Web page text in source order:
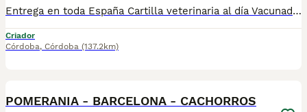
Entrega en toda España Cartilla veterinaria al día Vacunados!!!!! y desparasitados según edad Microchip incluido Revisados por veterinario Cachorros socializados y acostumbrados al contacto humano Asesoramiento antes y después de la entrega 670864332 ADEMAS NO COBRAMOS NI UN EURO POR ADELANTADO , PASA QUE PAGAS Y LUEGO NO TE LLEGA NADA !!!!! los cachorros están socializados y en perfectas condiciones , mejor escríbenos al what y te detallamos info si quieres tener una buena experiencia este es tu sitio. . GRACIAS .......................................................................
Criador
Córdoba, Córdoba (137.2km)
POMERANIA - BARCELONA - CACHORROS